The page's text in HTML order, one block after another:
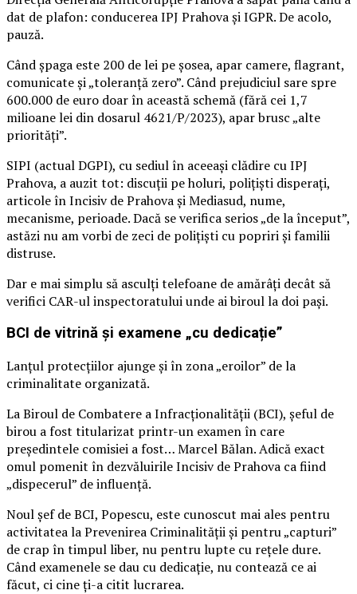
dat de plafon: conducerea IPJ Prahova și IGPR. De acolo,
pauză.
Când șpaga este 200 de lei pe șosea, apar camere, flagrant,
comunicate și „toleranță zero”. Când prejudiciul sare spre
600.000 de euro doar în această schemă (fără cei 1,7
milioane lei din dosarul 4621/P/2023), apar brusc „alte
priorități”.
SIPI (actual DGPI), cu sediul în aceeași clădire cu IPJ
Prahova, a auzit tot: discuții pe holuri, polițiști disperați,
articole în Incisiv de Prahova și Mediasud, nume,
mecanisme, perioade. Dacă se verifica serios „de la început”,
astăzi nu am vorbi de zeci de polițiști cu popriri și familii
distruse.
Dar e mai simplu să asculți telefoane de amărâți decât să
verifici CAR-ul inspectoratului unde ai biroul la doi pași.
BCI de vitrină și examene „cu dedicație”
Lanțul protecțiilor ajunge și în zona „eroilor” de la
criminalitate organizată.
La Biroul de Combatere a Infracționalității (BCI), șeful de
birou a fost titularizat printr-un examen în care
președintele comisiei a fost… Marcel Bălan. Adică exact
omul pomenit în dezvăluirile Incisiv de Prahova ca fiind
„dispecerul” de influență.
Noul șef de BCI, Popescu, este cunoscut mai ales pentru
activitatea la Prevenirea Criminalității și pentru „capturi”
de crap în timpul liber, nu pentru lupte cu rețele dure.
Când examenele se dau cu dedicație, nu contează ce ai
făcut, ci cine ți-a citit lucrarea.